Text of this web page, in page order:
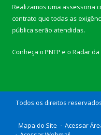
Realizamos uma assessoria
contrato que todas as
pública serão atendidas.
Conheça o PNTP e o Radar
Todos os direitos
Mapa do Site
Acessar